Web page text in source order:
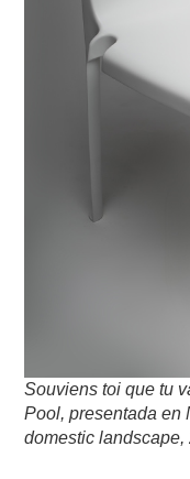
Souviens toi que tu
Pool, presentada en
domestic landscape,